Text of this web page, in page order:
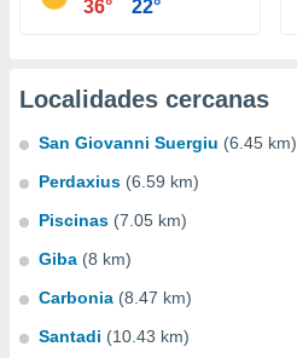
36° 22°
Localidades cercanas
San Giovanni Suergiu (6.45 km)
Perdaxius (6.59 km)
Piscinas (7.05 km)
Giba (8 km)
Carbonia (8.47 km)
Santadi (10.43 km)